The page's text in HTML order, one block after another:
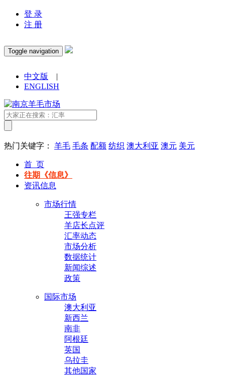
登 录
注 册
Toggle navigation
中文版
|
ENGLISH
热门关键字： 羊毛 毛条 配额 纺织 澳大利亚 澳元 美元
首 页
往期《信息》
资讯信息
市场行情
王强专栏
羊店长点评
汇率动态
市场分析
数据统计
新闻综述
政策
国际市场
澳大利亚
新西兰
南非
阿根廷
英国
乌拉圭
其他国家